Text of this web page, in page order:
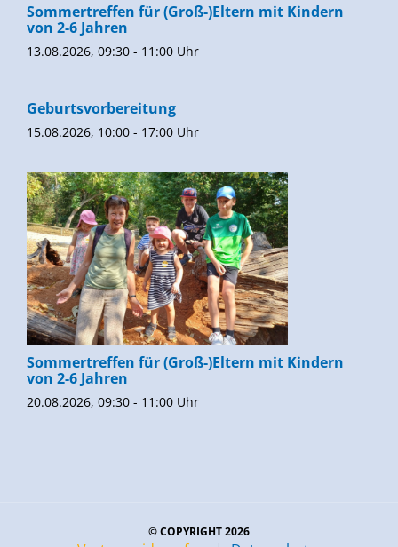
Sommertreffen für (Groß-)Eltern mit Kindern
von 2-6 Jahren
13.08.2026, 09:30 - 11:00 Uhr
Geburtsvorbereitung
15.08.2026, 10:00 - 17:00 Uhr
Sommertreffen für (Groß-)Eltern mit Kindern
von 2-6 Jahren
20.08.2026, 09:30 - 11:00 Uhr
© COPYRIGHT 2026